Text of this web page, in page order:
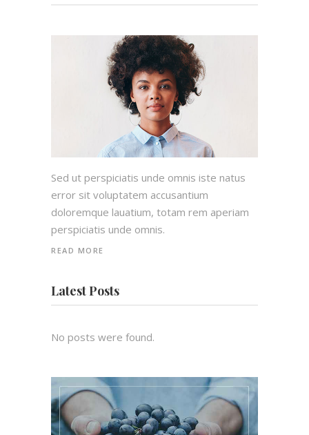
Sed ut perspiciatis unde omnis iste natus
error sit voluptatem accusantium
doloremque lauatium, totam rem aperiam
perspiciatis unde omnis.
READ MORE
Latest Posts
No posts were found.